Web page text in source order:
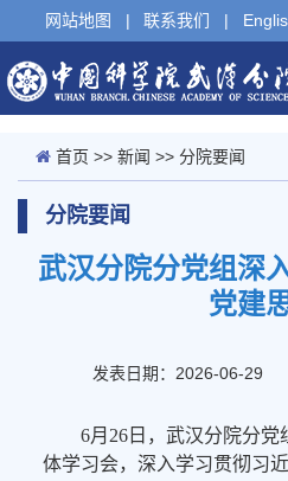
网站地图 | 联系我们 |
首页 >> 新闻 >> 分院要闻
分院要闻
武汉分院分党组深
党建
发表日期：2026-06-29
6月26日，武汉分院分
体学习会，深入学习贯彻习